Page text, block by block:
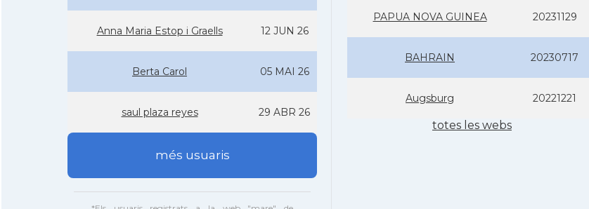
Anna Maria Estop i Graells 12 JUN 26
Berta Carol 05 MAI 26
saul plaza reyes 29 ABR 26
més usuaris
PAPUA NOVA GUINEA 20231129
BAHRAIN 20230717
Augsburg 20221221
totes les webs